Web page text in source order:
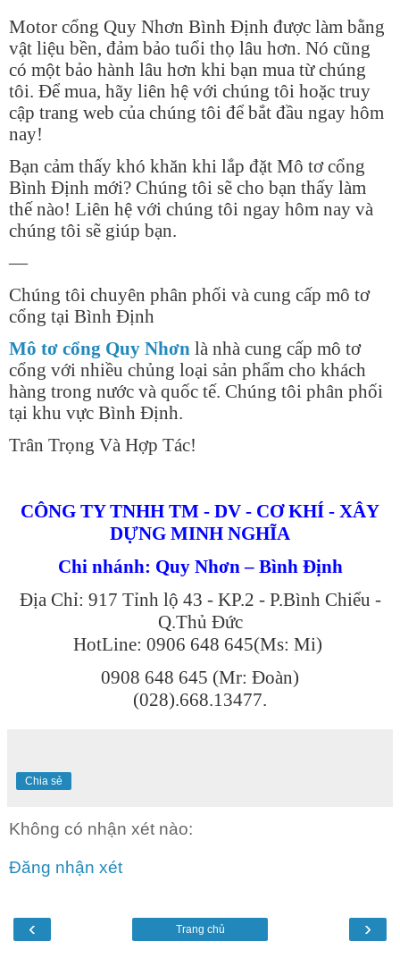
Motor cổng Quy Nhơn Bình Định được làm bằng
vật liệu bền, đảm bảo tuổi thọ lâu hơn. Nó cũng
có một bảo hành lâu hơn khi bạn mua từ chúng
tôi. Để mua, hãy liên hệ với chúng tôi hoặc truy
cập trang web của chúng tôi để bắt đầu ngay hôm
nay!
Bạn cảm thấy khó khăn khi lắp đặt Mô tơ cổng
Bình Định mới? Chúng tôi sẽ cho bạn thấy làm
thế nào! Liên hệ với chúng tôi ngay hôm nay và
chúng tôi sẽ giúp bạn.
—
Chúng tôi chuyên phân phối và cung cấp mô tơ
cổng tại Bình Định
Mô tơ cổng Quy Nhơn là nhà cung cấp mô tơ
cổng với nhiều chủng loại sản phẩm cho khách
hàng trong nước và quốc tế. Chúng tôi phân phối
tại khu vực Bình Định.
Trân Trọng Và Hợp Tác!
CÔNG TY TNHH TM - DV - CƠ KHÍ - XÂY
DỰNG MINH NGHĨA
Chi nhánh: Quy Nhơn – Bình Định
Địa Chỉ: 917 Tỉnh lộ 43 - KP.2 - P.Bình Chiểu -
Q.Thủ Đức
HotLine: 0906 648 645(Ms: Mi)
0908 648 645 (Mr: Đoàn)
(028).668.13477.
Chia sẻ
Không có nhận xét nào:
Đăng nhận xét
‹ ›
Trang chủ